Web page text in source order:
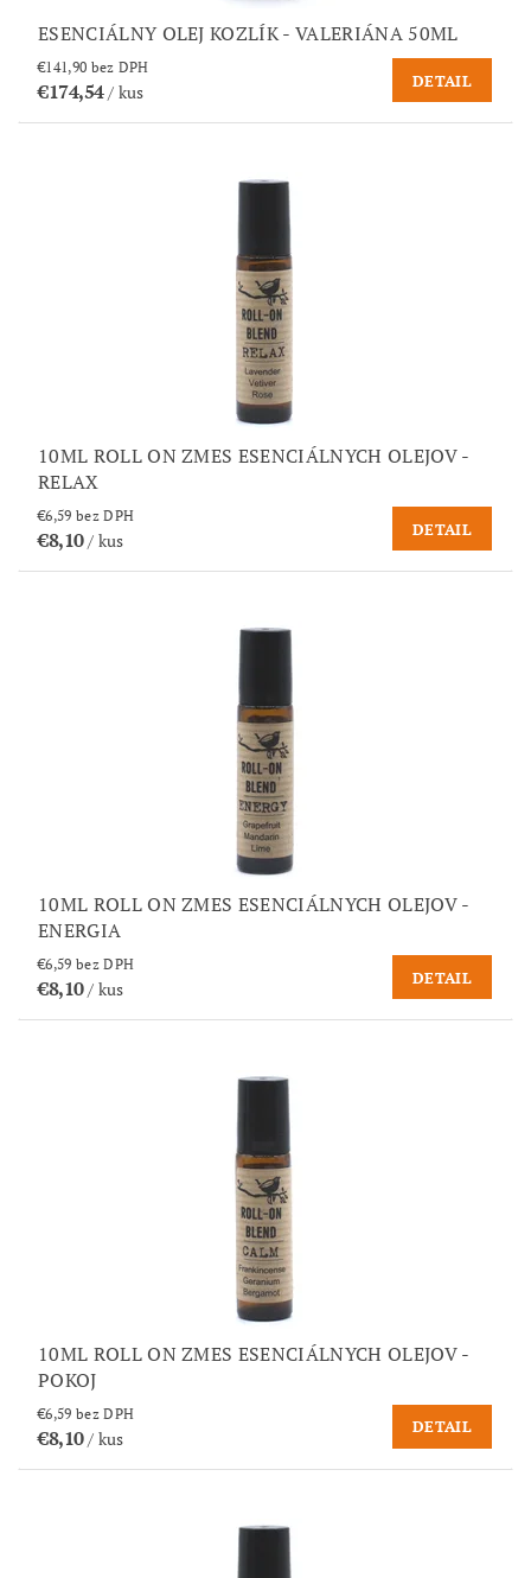
ESENCIÁLNY OLEJ KOZLÍK - VALERIÁNA 50ML
€141,90 bez DPH
€174,54/ kus
DETAIL
10ML ROLL ON ZMES ESENCIÁLNYCH OLEJOV -
RELAX
€6,59 bez DPH
€8,10/ kus
DETAIL
10ML ROLL ON ZMES ESENCIÁLNYCH OLEJOV -
ENERGIA
€6,59 bez DPH
€8,10/ kus
DETAIL
10ML ROLL ON ZMES ESENCIÁLNYCH OLEJOV -
POKOJ
€6,59 bez DPH
€8,10/ kus
DETAIL